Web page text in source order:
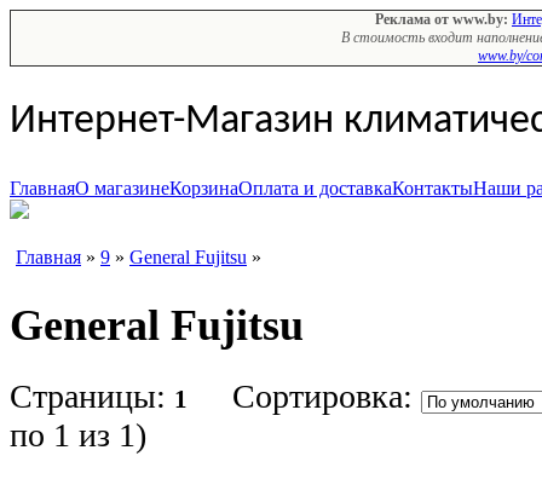
Реклама от www.by:
В стоимость входит
www.by/
Интернет-Магазин
ГлавнаяО магазинеКорзинаОплата и доставкаКонтактыНаши
Главная » 9 » General Fujitsu »
General Fujitsu
Страницы: 1
Сортировка:
по 1 из 1)